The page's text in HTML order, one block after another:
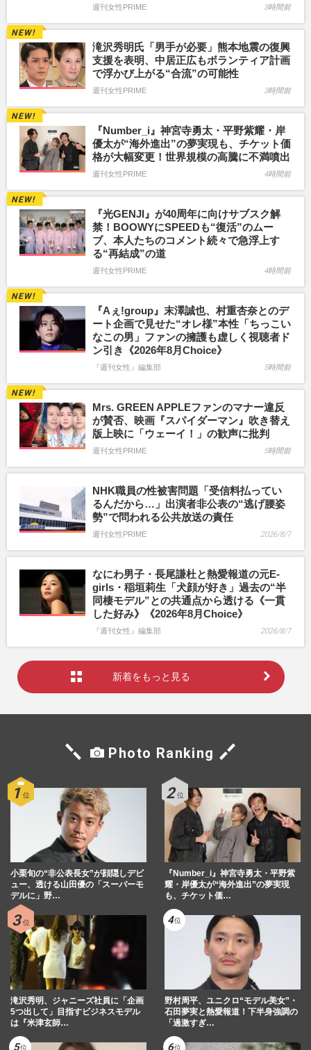
週刊女性PRIME 3時間前
滝沢秀明氏「男手が必要」熊本地震の復興
支援を表明、中居正広もボランティア計画
で浮かび上がる“合流”の可能性
週刊女性PRIME 3時間前
『Number_i』神宮寺勇太・平野紫耀・岸
優太が“海外進出”の夢実現も、チケット価
格が大幅変更！世界規模の高騰に不満噴出
週刊女性PRIME 4時間前
『光GENJI』が40周年に向けサブスク解
禁！BOOWYにSPEEDも“復活”のムー
ブ、本人たちのコメント続々で急浮上す
る“再結成”の道
週刊女性PRIME 4時間前
『Aぇ!group』末澤誠也、村重杏奈とのデ
ート企画で見せた“オレ様”本性「ちっこい
なこの男」ファンの擁護も虚しく視聴者ド
ン引き《2026年8月Choice》
『週刊女性』編集部 5時間前
Mrs. GREEN APPLEファンのマナー違反
が賛否、映画『スパイダーマン』吹き替え
版上映に「ウェーイ！」の歓声に批判
週刊女性PRIME 5時間前
NHK職員の性被害問題「受信料払ってい
るんだから…」出演者非公表の“逃げ腰姿
勢”で問われる公共放送の責任
週刊女性PRIME 2026/8/7
なにわ男子・長尾謙杜と熱愛報道の元E-
girls・稲垣莉生「犬顔が好き」過去の“半
同棲モデル”との共通点から透ける《一貫
した好み》《2026年8月Choice》
『週刊女性』編集部 2026/8/7
新着をもっと見る
Photo Ranking
小栗旬の“非公表長女”が顔隠しデビ
ュー、透ける山田優の「スーパーモ
デルに」野…
『Number_i』神宮寺勇太・平野紫
耀・岸優太が“海外進出”の夢実現
も、チケット価…
滝沢秀明、ジャニーズ社員に「企画
5つ出して」目指すビジネスモデル
は『米津玄師…
野村周平、ユニクロ“モデル美女”・
石田夢実と熱愛報道！下半身強調の
「過激すぎ…